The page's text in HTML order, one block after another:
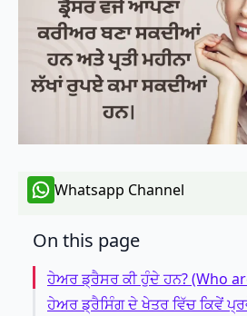
Whatsapp Channel
On this page
ਹੇਅਰ ਡ੍ਰੈਸਰ ਕੀ ਹੁੰਦੇ ਹਨ? (Who
ਹੇਅਰ ਡ੍ਰੈਸਿੰਗ ਦੇ ਖੇਤਰ ਵਿੱਚ ਕਿਵੇਂ